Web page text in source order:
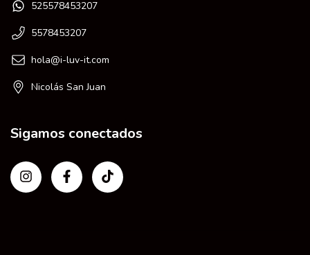
525578453207
5578453207
hola@i-luv-it.com
Nicolás San Juan
Sigamos conectados